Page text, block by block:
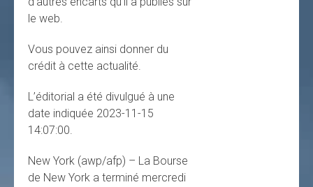
le web.
Vous pouvez ainsi donner du
crédit à cette actualité.
L’éditorial a été divulgué à une
date indiquée 2023-11-15
14:07:00.
New York (awp/afp) – La Bourse
de New York a terminé mercredi